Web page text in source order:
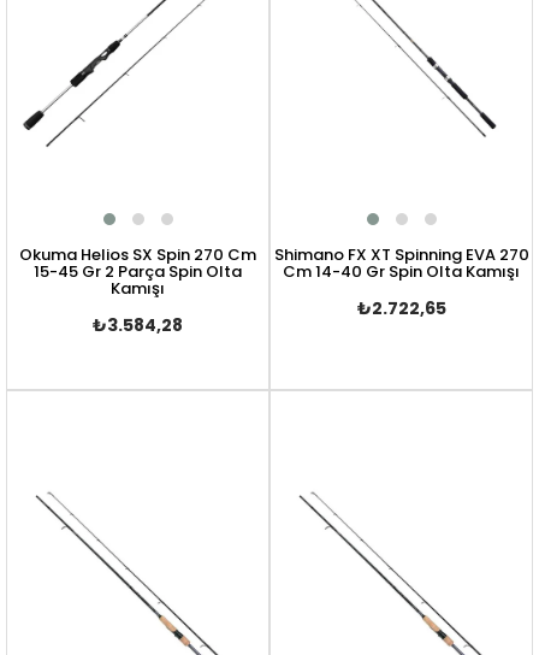
Okuma Helios SX Spin 270 Cm
15-45 Gr 2 Parça Spin Olta
Kamışı
₺3.584,28
Shimano FX XT Spinning EVA 270
Cm 14-40 Gr Spin Olta Kamışı
₺2.722,65